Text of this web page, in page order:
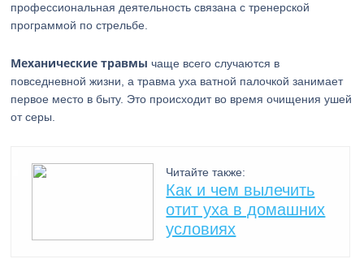
профессиональная деятельность связана с тренерской
программой по стрельбе.
Механические травмы чаще всего случаются в
повседневной жизни, а травма уха ватной палочкой занимает
первое место в быту. Это происходит во время очищения ушей
от серы.
Читайте также:
Как и чем вылечить
отит уха в домашних
условиях